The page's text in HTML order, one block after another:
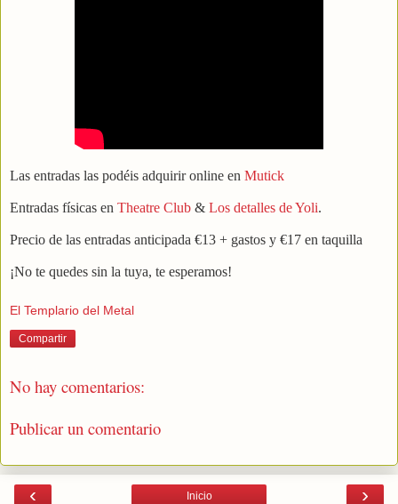
Las entradas las podéis adquirir online en Mutick
Entradas físicas en Theatre Club & Los detalles de Yoli.
Precio de las entradas anticipada €13 + gastos y €17 en taquilla
¡No te quedes sin la tuya, te esperamos!
El Templario del Metal
Compartir
No hay comentarios:
Publicar un comentario
‹ ›
Inicio